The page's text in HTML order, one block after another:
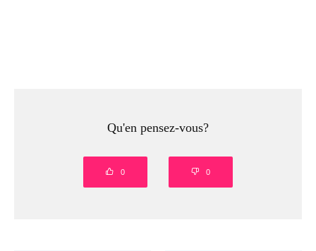
Qu'en pensez-vous?
0 0